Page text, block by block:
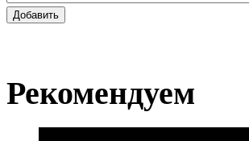
Добавить
Рекомендуем